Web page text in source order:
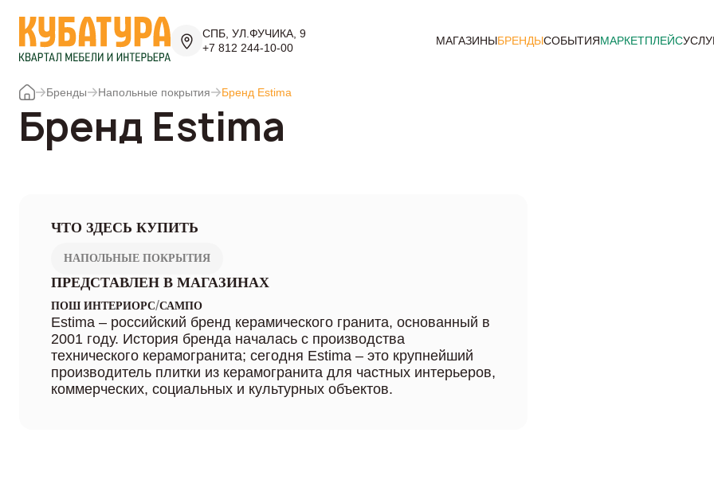
СПБ, УЛ.ФУЧИКА, 9
+7 812 244-10-00
МАГАЗИНЫБРЕНДЫСОБЫТИЯМАРКЕТПЛЕЙС
Бренды Напольные покрытия Бренд Estima
Бренд Estima
ЧТО ЗДЕСЬ КУПИТЬ
НАПОЛЬНЫЕ ПОКРЫТИЯ
ПРЕДСТАВЛЕН В МАГАЗИНАХ
ПОШ ИНТЕРИОРС/САМПО
Estima – российский бренд керамического гранита, основанный в
2001 году. История бренда началась с производства
технического керамогранита; сегодня Estima – это крупнейший
производитель плитки из керамогранита для частных интерьеров,
коммерческих, социальных и культурных объектов.